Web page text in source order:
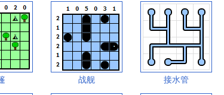
战舰 接水管